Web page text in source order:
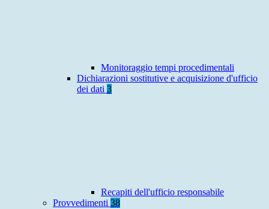
Monitoraggio tempi procedimentali
Dichiarazioni sostitutive e acquisizione d'ufficio
dei dati 3
Recapiti dell'ufficio responsabile
Provvedimenti 38